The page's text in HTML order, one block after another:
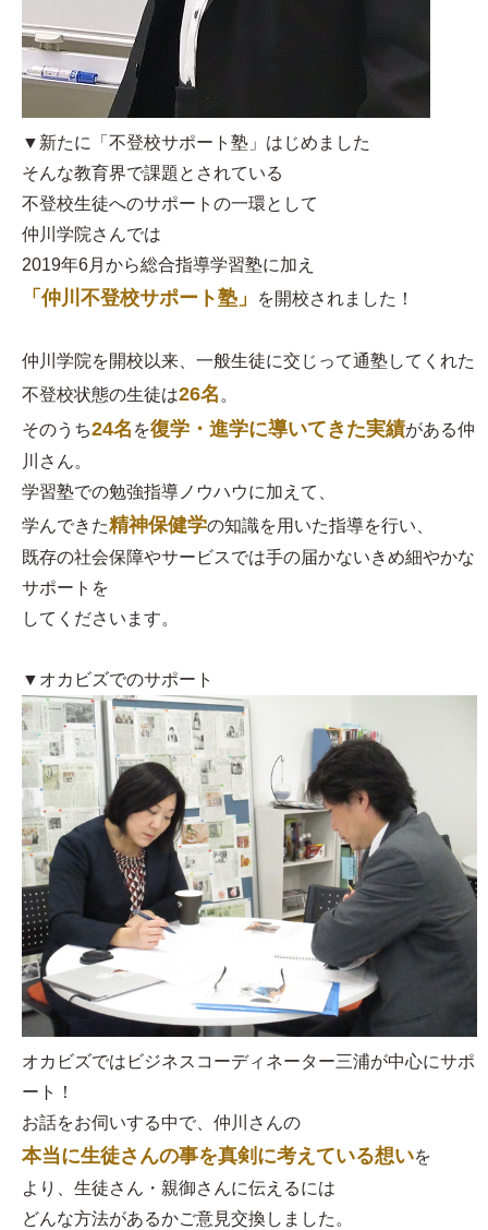
▼新たに「不登校サポート塾」はじめました
そんな教育界で課題とされている
不登校生徒へのサポートの一環として
仲川学院さんでは
2019年6月から総合指導学習塾に加え
「仲川不登校サポート塾」 を開校されました！
仲川学院を開校以来、一般生徒に交じって通塾してくれた
不登校状態の生徒は26名 。
そのうち24名 を復学・進学に導いてきた実績がある仲
川さん。
学習塾での勉強指導ノウハウに加えて、
学んできた精神保健学の知識を用いた指導を行い、
既存の社会保障やサービスでは手の届かないきめ細やかな
サポートを
してくださいます。
▼オカビズでのサポート
オカビズではビジネスコーディネーター三浦が中心にサポ
ート！
お話をお伺いする中で、仲川さんの
本当に生徒さんの事を真剣に考えている想いを
より、生徒さん・親御さんに伝えるには
どんな方法があるかご意見交換しました。